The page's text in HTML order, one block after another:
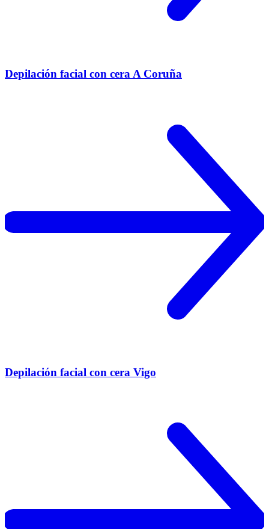
Depilación facial con cera A Coruña
Depilación facial con cera Vigo